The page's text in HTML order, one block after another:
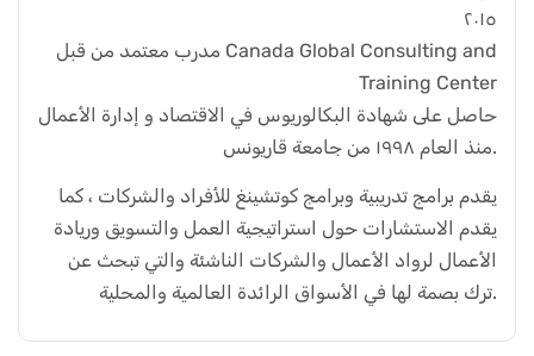
٢٠١٥
مدرب معتمد من قبل Canada Global Consulting and
Training Center
حاصل على شهادة البكالوريوس في الاقتصاد و إدارة الأعمال
منذ العام ١٩٩٨ من جامعة قاريونس.
يقدم برامج تدريبية وبرامج كوتشينغ للأفراد والشركات ، كما
يقدم الاستشارات حول استراتيجية العمل والتسويق وريادة
الأعمال لرواد الأعمال والشركات الناشئة والتي تبحث عن
ترك بصمة لها في الأسواق الرائدة العالمية والمحلية.